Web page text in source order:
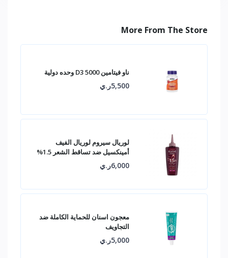
More From The Store
ناو فيتامين D3 5000 وحده دولية
5,500ر.ي
لوريال سيروم لوريال الفيف
أمينكسيل ضد تساقط الشعر 1.5%
6,000ر.ي
معجون اسنان للحماية الكاملة ضد
التجاويف
5,000ر.ي